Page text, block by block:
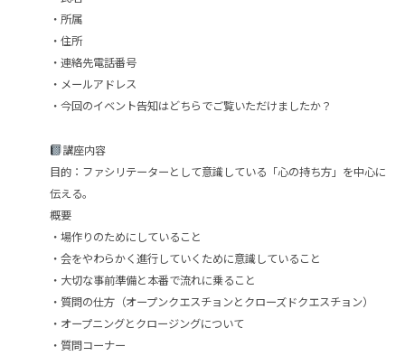
・所属
・住所
・連絡先電話番号
・メールアドレス
・今回のイベント告知はどちらでご覧いただけましたか？
講座内容
目的：ファシリテーターとして意識している「心の持ち方」を中心に
伝える。
概要
・場作りのためにしていること
・会をやわらかく進行していくために意識していること
・大切な事前準備と本番で流れに乗ること
・質問の仕方（オープンクエスチョンとクローズドクエスチョン）
・オープニングとクロージングについて
・質問コーナー